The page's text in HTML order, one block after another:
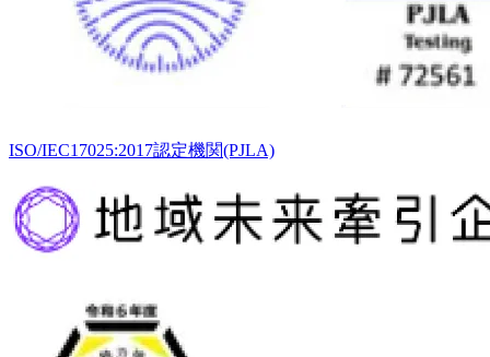
ISO/IEC17025:2017認定機関(PJLA)